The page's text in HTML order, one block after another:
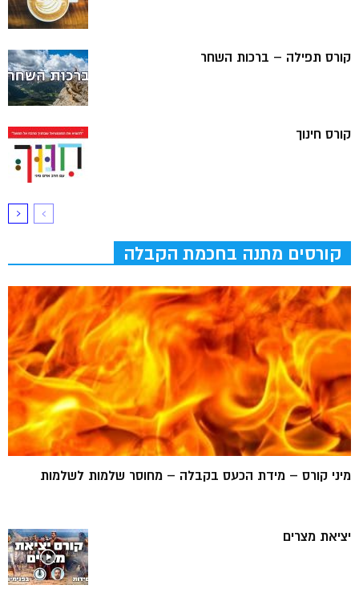
קורס תפילה – ברכות השחר
קורס חינוך
קורסים מתנה בחכמת הקבלה
מיני קורס – מידת הכעס בקבלה – מחוסר שלמות לשלמות
יציאת מצרים